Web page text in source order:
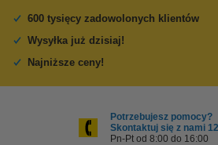
600 tysięcy zadowolonych klientów
Wysyłka już dzisiaj!
Najniższe ceny!
Potrzebujesz pomocy?
Skontaktuj się z nami
Pn-Pt od 8:00 do 16:00